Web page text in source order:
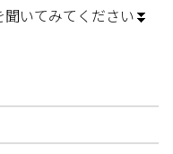
いてみてください⏬